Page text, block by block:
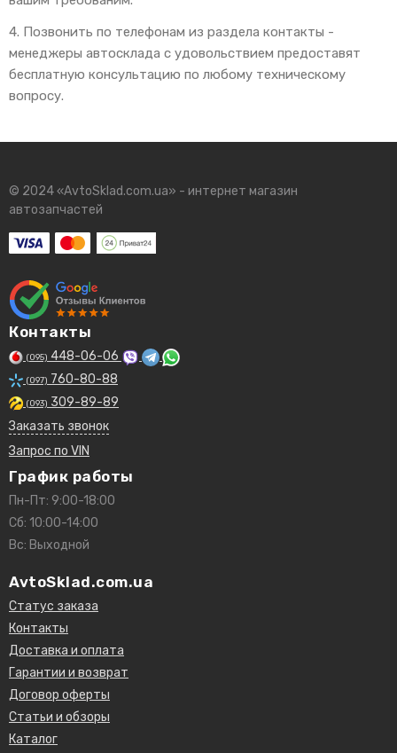
4. Позвонить по телефонам из раздела контакты -
менеджеры автосклада с удовольствием предоставят
бесплатную консультацию по любому техническому
вопросу.
© 2024 «AvtoSklad.com.ua» - интернет магазин
автозапчастей
Контакты
(095) 448-06-06
(097) 760-80-88
(093) 309-89-89
Заказать звонок
Запрос по VIN
График работы
Пн-Пт: 9:00-18:00
Сб: 10:00-14:00
Вс: Выходной
AvtoSklad.com.ua
Статус заказа
Контакты
Доставка и оплата
Гарантии и возврат
Договор оферты
Статьи и обзоры
Каталог